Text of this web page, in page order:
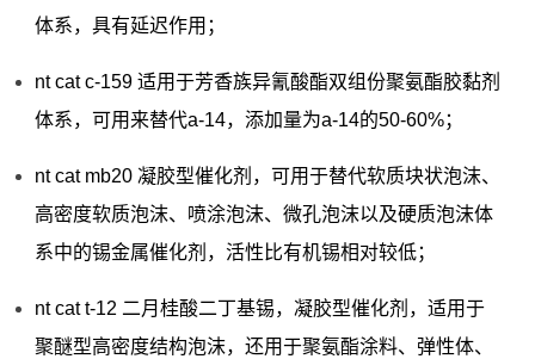
体系，具有延迟作用；
nt cat c-159 适用于芳香族异氰酸酯双组份聚氨酯胶黏剂
体系，可用来替代a-14，添加量为a-14的50-60%；
nt cat mb20 凝胶型催化剂，可用于替代软质块状泡沫、
高密度软质泡沫、喷涂泡沫、微孔泡沫以及硬质泡沫体
系中的锡金属催化剂，活性比有机锡相对较低；
nt cat t-12 二月桂酸二丁基锡，凝胶型催化剂，适用于
聚醚型高密度结构泡沫，还用于聚氨酯涂料、弹性体、